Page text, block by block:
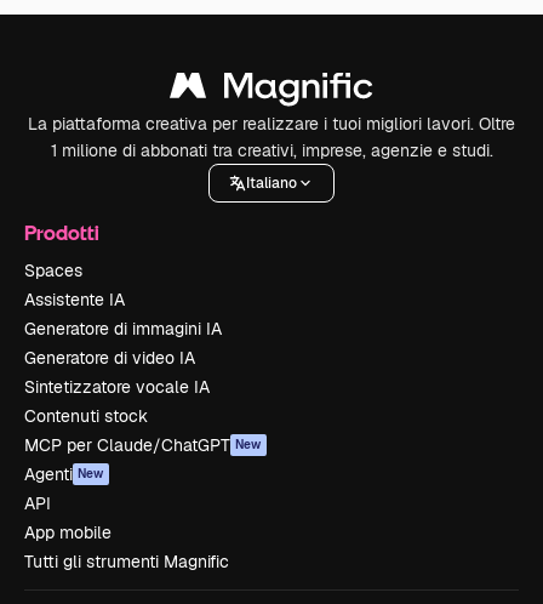
La piattaforma creativa per realizzare i tuoi migliori lavori. Oltre
1 milione di abbonati tra creativi, imprese, agenzie e studi.
Italiano
Prodotti
Spaces
Assistente IA
Generatore di immagini IA
Generatore di video IA
Sintetizzatore vocale IA
Contenuti stock
MCP per Claude/ChatGPT New
Agenti New
API
App mobile
Tutti gli strumenti Magnific